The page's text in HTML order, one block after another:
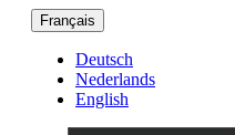
Français
Deutsch
Nederlands
English